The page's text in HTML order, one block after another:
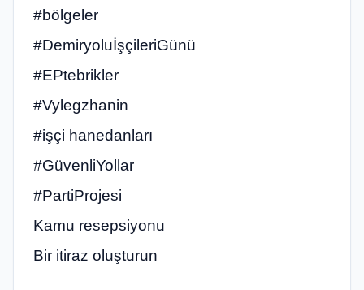
#bölgeler
#DemiryoluİşçileriGünü
#EPtebrikler
#Vylegzhanin
#işçi hanedanları
#GüvenliYollar
#PartiProjesi
Kamu resepsiyonu
Bir itiraz oluşturun